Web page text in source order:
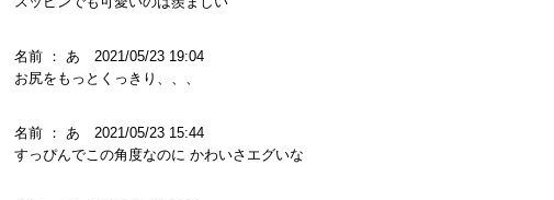
名前 ： あ 2021/05/23 19:04
お尻をもっとくっきり、、、
名前 ： あ 2021/05/23 15:44
すっぴんでこの角度なのに かわいさエグいな